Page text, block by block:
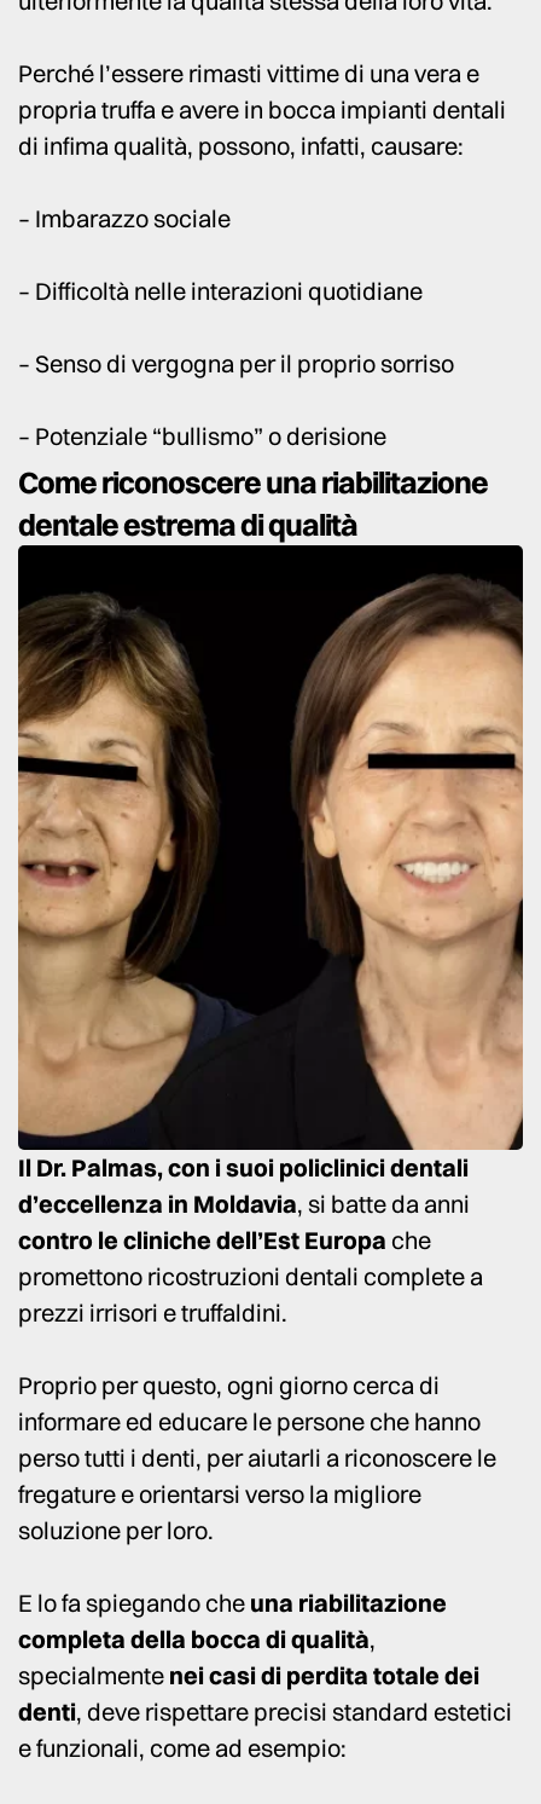
Perché l’essere rimasti vittime di una vera e
propria truffa e avere in bocca impianti dentali
di infima qualità, possono, infatti, causare:
– Imbarazzo sociale
– Difficoltà nelle interazioni quotidiane
– Senso di vergogna per il proprio sorriso
– Potenziale “bullismo” o derisione
Come riconoscere una riabilitazione
dentale estrema di qualità
Il Dr. Palmas, con i suoi policlinici dentali
d’eccellenza in Moldavia, si batte da anni
contro le cliniche dell’Est Europa che
promettono ricostruzioni dentali complete a
prezzi irrisori e truffaldini.
Proprio per questo, ogni giorno cerca di
informare ed educare le persone che hanno
perso tutti i denti, per aiutarli a riconoscere le
fregature e orientarsi verso la migliore
soluzione per loro.
E lo fa spiegando che una riabilitazione
completa della bocca di qualità,
specialmente nei casi di perdita totale dei
denti, deve rispettare precisi standard estetici
e funzionali, come ad esempio: